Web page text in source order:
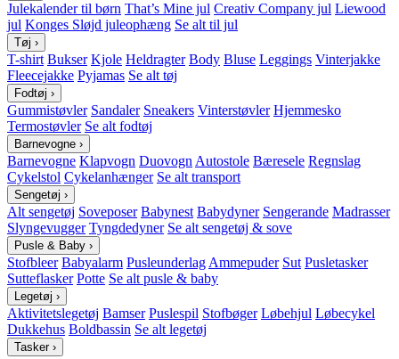
Julekalender til børn That’s Mine jul Creativ Company jul Liewood
jul Konges Sløjd juleophæng Se alt til jul
Tøj ›
T-shirt Bukser Kjole Heldragter Body Bluse Leggings Vinterjakke
Fleecejakke Pyjamas Se alt tøj
Fodtøj ›
Gummistøvler Sandaler Sneakers Vinterstøvler Hjemmesko
Termostøvler Se alt fodtøj
Barnevogne ›
Barnevogne Klapvogn Duovogn Autostole Bæresele Regnslag
Cykelstol Cykelanhænger Se alt transport
Sengetøj ›
Alt sengetøj Soveposer Babynest Babydyner Sengerande Madrasser
Slyngevugger Tyngdedyner Se alt sengetøj & sove
Pusle & Baby ›
Stofbleer Babyalarm Pusleunderlag Ammepuder Sut Pusletasker
Sutteflasker Potte Se alt pusle & baby
Legetøj ›
Aktivitetslegetøj Bamser Puslespil Stofbøger Løbehjul Løbecykel
Dukkehus Boldbassin Se alt legetøj
Tasker ›